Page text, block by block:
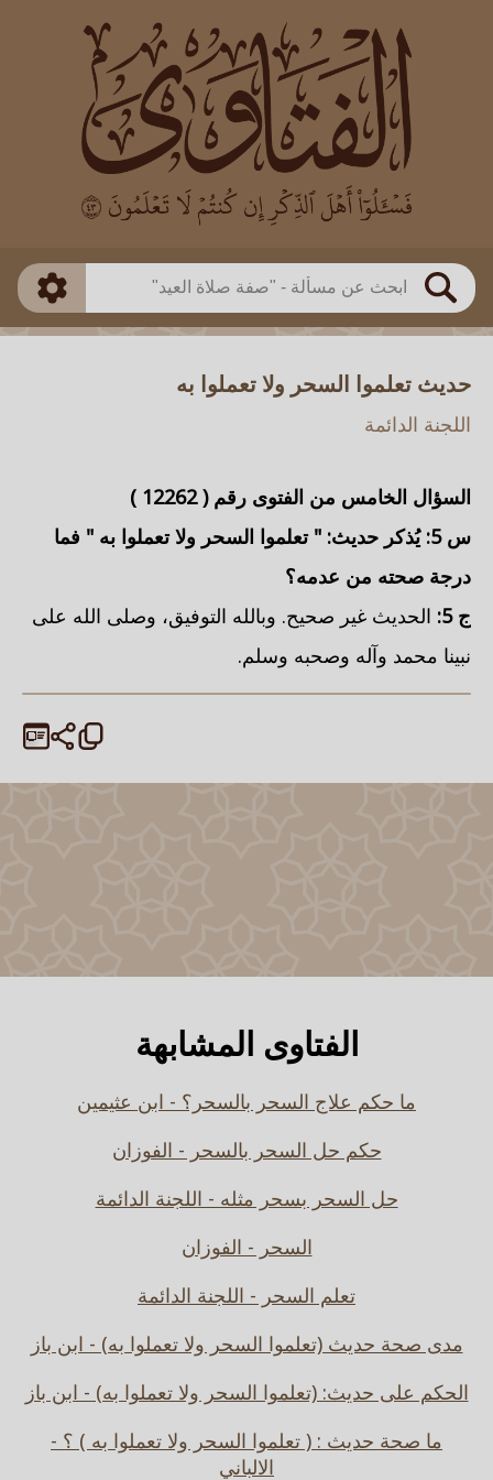
بحث
العالم
بن باز
بن العثيمين
اللجنة الدائمة
طريقة البحث
ذكي
حديث تعلموا السحر ولا تعملوا به
اللجنة الدائمة
السؤال الخامس من الفتوى رقم (12262
)
س 5: يُذكر حديث: "
تعلموا السحر ولا تعملوا به " فما
درجة صحته من عدمه؟
ج 5:
الحديث غير صحيح. وبالله التوفيق، وصلى الله على
نبينا محمد وآله وصحبه وسلم.
الفتاوى المشابهة
ما حكم علاج السحر بالسحر؟ - ابن عثيمين
حكم حل السحر بالسحر - الفوزان
حل السحر بسحر مثله - اللجنة الدائمة
السحر - الفوزان
تعلم السحر - اللجنة الدائمة
مدى صحة حديث (تعلموا السحر ولا تعملوا به) - ابن باز
الحكم على حديث: (تعلموا السحر ولا تعملوا به) - ابن باز
ما صحة حديث : ( تعلموا السحر ولا تعملوا به ) ؟ -
الالباني